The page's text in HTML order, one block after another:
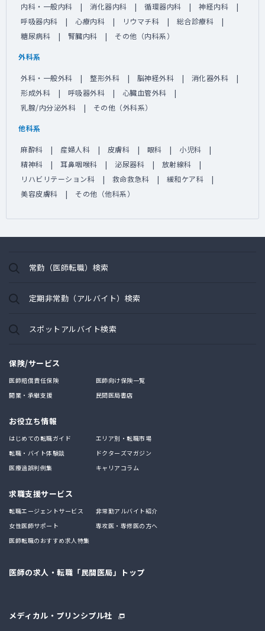
内科・一般内科 消化器内科 循環器内科
神経内科
呼吸器内科
心療内科 リウマチ科
総合診療科
糖尿病科
腎臓内科 その他（内科系）
外科系
外科・一般外科 整形外科 脳神経外科
消化器外科
形成外科
呼吸器外科
心臓血管外科
乳腺/内分泌外科
その他（外科系）
他科系
麻酔科 産婦人科 皮膚科 眼科
小児科
精神科
耳鼻咽喉科 泌尿器科
放射線科
リハビリテーション科
救命救急科
緩和ケア科
美容皮膚科
その他（他科系）
常勤（医師転職）検索
定期非常勤（アルバイト）検索
スポットアルバイト検索
保険/サービス
医師賠償責任保険
医師向け保険一覧
開業・承継支援
民間医局書店
お役立ち情報
はじめての転職ガイド
エリア別・転職市場
転職・バイト体験談
ドクターズマガジン
医療過誤判例集
キャリアコラム
求職支援サービス
転職エージェントサービス
非常勤アルバイト紹介
女性医師サポート
専攻医・専修医の方へ
医師転職のおすすめ求人特集
医師の求人・転職「民間医局」トップ
メディカル・プリンシプル社